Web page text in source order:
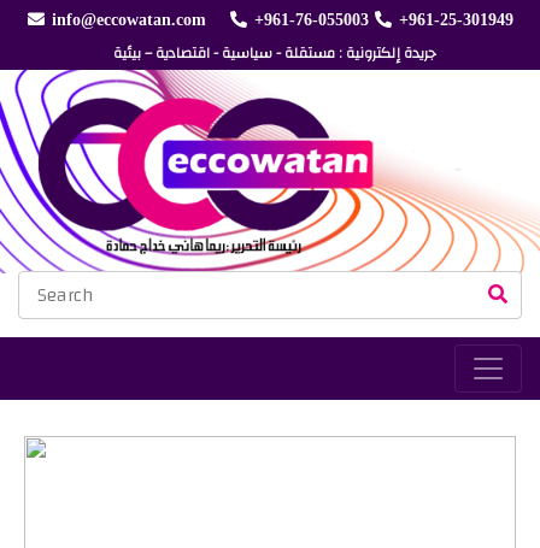
info@eccowatan.com +961-76-055003 +961-25-301949
جريدة إلكترونية : مستقلة - سياسية - اقتصادية – بيئية